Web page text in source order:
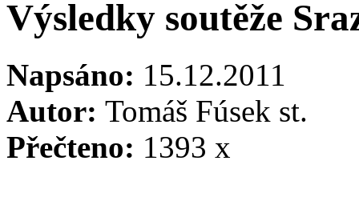
Výsledky soutěže
Napsáno: 15.12.2011
Autor: Tomáš Fúsek st.
Přečteno: 1393 x